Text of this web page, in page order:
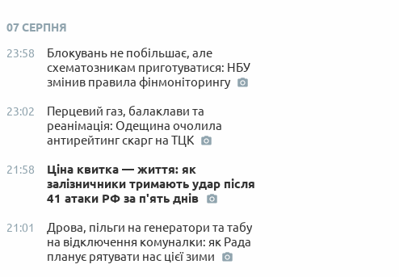
07 СЕРПНЯ
23:58
Блокувань не побільшає, але
схематозникам приготуватися: НБУ
змінив правила фінмоніторингу
23:02
Перцевий газ, балаклави та
реанімація: Одещина очолила
антирейтинг скарг на ТЦК
21:58
Ціна квитка — життя: як
залізничники тримають удар після
41 атаки РФ за п'ять днів
21:01
Дрова, пільги на генератори та табу
на відключення комуналки: як Рада
планує рятувати нас цієї зими